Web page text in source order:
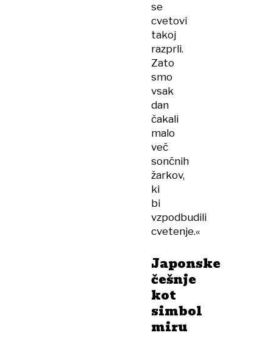
se
cvetovi
takoj
razprli.
Zato
smo
vsak
dan
čakali
malo
več
sončnih
žarkov,
ki
bi
vzpodbudili
cvetenje.«
Japonske
češnje
kot
simbol
miru